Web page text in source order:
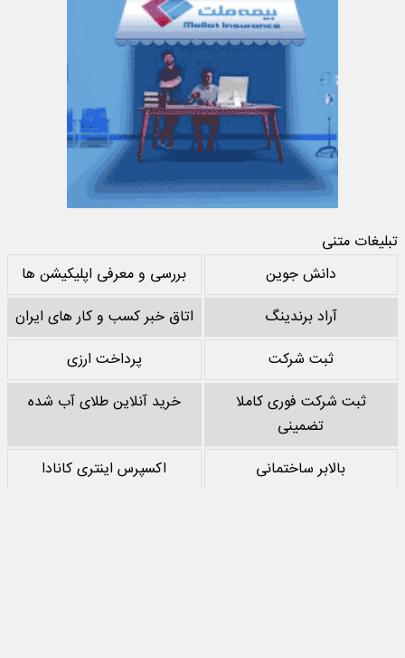
تبلیغات متنی
دانش جوین
بررسی و معرفی اپلیکیشن ها
آراد برندینگ
اتاق خبر کسب و کار های ایران
ثبت شرکت
پرداخت ارزی
ثبت شرکت فوری کاملا
تضمینی
خرید آنلاین طلای آب شده
بالابر ساختمانی
اکسپرس اینتری کانادا